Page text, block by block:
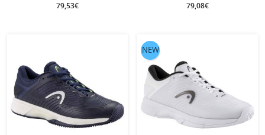
79,53€ 79,08€
NEW